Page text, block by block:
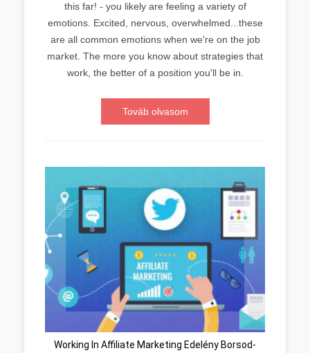
this far! - you likely are feeling a variety of
emotions. Excited, nervous, overwhelmed...these
are all common emotions when we're on the job
market. The more you know about strategies that
work, the better of a position you'll be in.
Továb olvasom
Working In Affiliate Marketing Edelény Borsod-